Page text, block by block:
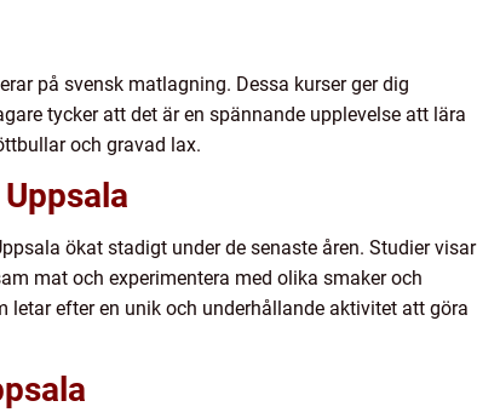
på svensk matlagning. Dessa kurser ger dig
tycker att det är en spännande upplevelse att lära
och gravad lax.
ökat stadigt under de senaste åren. Studier visar
mat och experimentera med olika smaker och
letar efter en unik och underhållande aktivitet att göra